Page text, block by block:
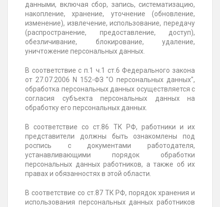
данными, включая сбор, запись, систематизацию,
накопление, хранение, уточнение (обновление,
изменение), извлечение, использование, передачу
(распространение, предоставление, доступ),
обезличивание, блокирование, удаление,
уничтожение персональных данных.
В соответствие с п.1 ч.1 ст.6 Федерального закона
от 27.07.2006 N 152-ФЗ "О персональных данных",
обработка персональных данных осуществляется с
согласия субъекта персональных данных на
обработку его персональных данных.
В соответствие со ст.86 ТК РФ, работники и их
представители должны быть ознакомлены под
роспись с документами работодателя,
устанавливающими порядок обработки
персональных данных работников, а также об их
правах и обязанностях в этой области.
В соответствие со ст.87 ТК РФ, порядок хранения и
использования персональных данных работников